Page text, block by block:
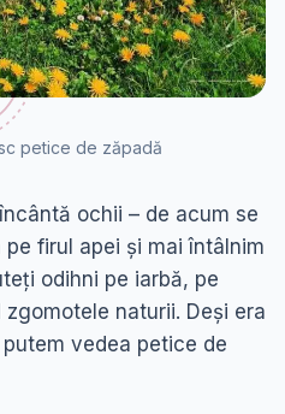
petice de zăpadă
ochii – de acum se
firul apei și mai întâlnim
odihni pe iarbă, pe
naturii. Deși era
vedea petice de